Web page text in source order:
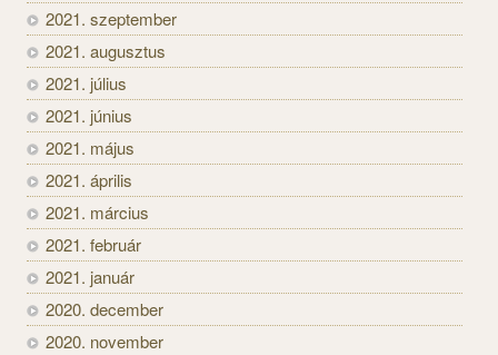
2021. szeptember
2021. augusztus
2021. július
2021. június
2021. május
2021. április
2021. március
2021. február
2021. január
2020. december
2020. november